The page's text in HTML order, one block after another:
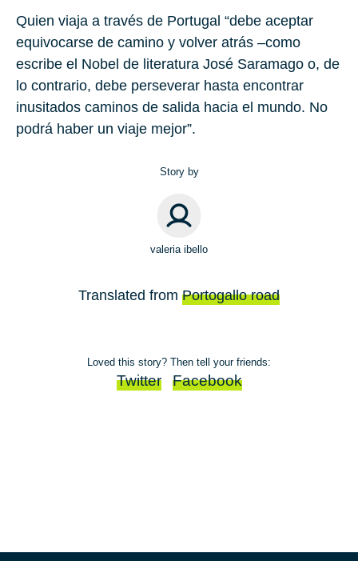
Quien viaja a través de Portugal “debe aceptar
equivocarse de camino y volver atrás –como
escribe el Nobel de literatura José Saramago o, de
lo contrario, debe perseverar hasta encontrar
inusitados caminos de salida hacia el mundo. No
podrá haber un viaje mejor”.
Story by
valeria ibello
Translated from Portogallo road
Loved this story? Then tell your friends:
Twitter Facebook